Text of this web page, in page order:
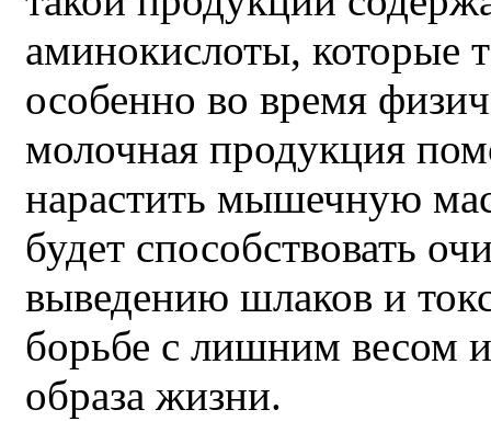
аминокислоты, которые
особенно во время
молочная продукция
нарастить мышечную
будет способствовать
выведению шлаков и
борьбе с лишним весом
образа жизни.